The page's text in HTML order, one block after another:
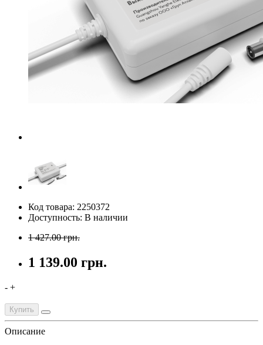
Код товара: 2250372
Доступность: В наличии
1 427.00 грн.
1 139.00 грн.
- +
Купить
Описание